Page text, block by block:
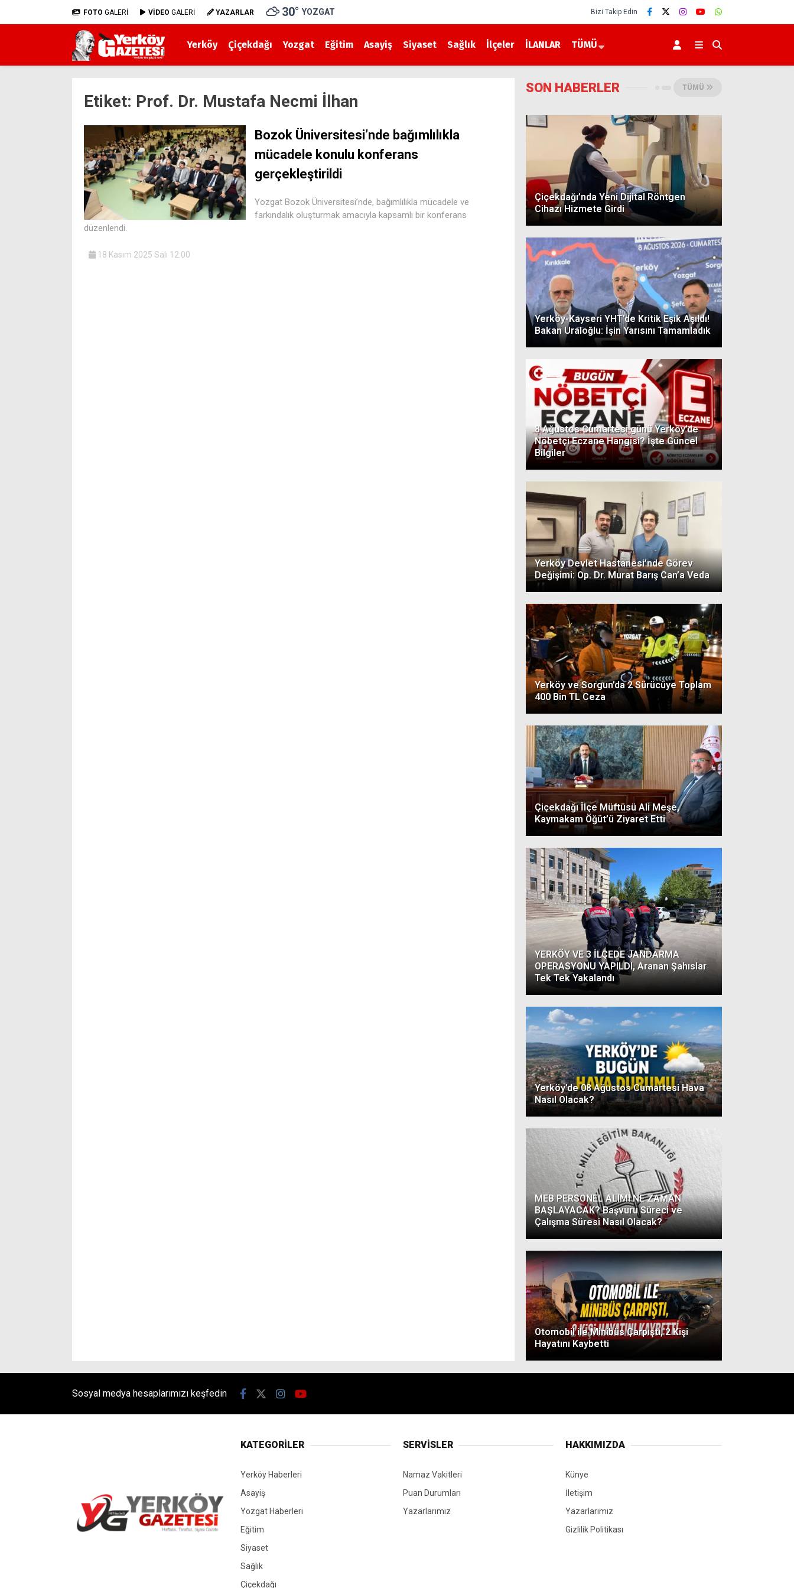
FOTO GALERİ VİDEO GALERİ YAZARLAR 30° YOZGAT Bizi Takip Edin
Yerköy Çiçekdağı Yozgat Eğitim Asayiş Siyaset Sağlık İlçeler İLANLAR TÜMÜ
Etiket: Prof. Dr. Mustafa Necmi İlhan
Bozok Üniversitesi’nde bağımlılıkla
mücadele konulu konferans
gerçekleştirildi
Yozgat Bozok Üniversitesi’nde, bağımlılıkla mücadele ve
farkındalık oluşturmak amacıyla kapsamlı bir konferans
düzenlendi.
18 Kasım 2025 Salı 12:00
SON HABERLER TÜMÜ
Çiçekdağı’nda Yeni Dijital Röntgen
Cihazı Hizmete Girdi
Yerköy-Kayseri YHT’de Kritik Eşik Aşıldı!
Bakan Uraloğlu: İşin Yarısını Tamamladık
8 Ağustos Cumartesi günü Yerköy’de
Nöbetçi Eczane Hangisi? İşte Güncel
Bilgiler
Yerköy Devlet Hastanesi’nde Görev
Değişimi: Op. Dr. Murat Barış Can’a Veda
Yerköy ve Sorgun’da 2 Sürücüye Toplam
400 Bin TL Ceza
Çiçekdağı İlçe Müftüsü Ali Meşe,
Kaymakam Öğüt’ü Ziyaret Etti
YERKÖY VE 3 İLÇEDE JANDARMA
OPERASYONU YAPILDI, Aranan Şahıslar
Tek Tek Yakalandı
Yerköy’de 08 Ağustos Cumartesi Hava
Nasıl Olacak?
MEB PERSONEL ALIMI NE ZAMAN
BAŞLAYACAK? Başvuru Süreci ve
Çalışma Süresi Nasıl Olacak?
Otomobil ile Minibüs Çarpıştı, 2 Kişi
Hayatını Kaybetti
Sosyal medya hesaplarımızı keşfedin
KATEGORİLER
Yerköy Haberleri
Asayiş
Yozgat Haberleri
Eğitim
Siyaset
Sağlık
Çiçekdağı
SERVİSLER
Namaz Vakitleri
Puan Durumları
Yazarlarımız
HAKKIMIZDA
Künye
İletişim
Yazarlarımız
Gizlilik Politikası